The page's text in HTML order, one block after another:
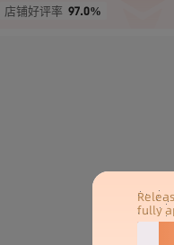
店铺好评率 97.0%